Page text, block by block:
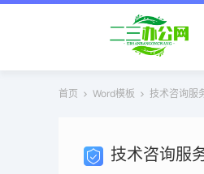
首页 Word模板 技术咨询服
技术咨询服